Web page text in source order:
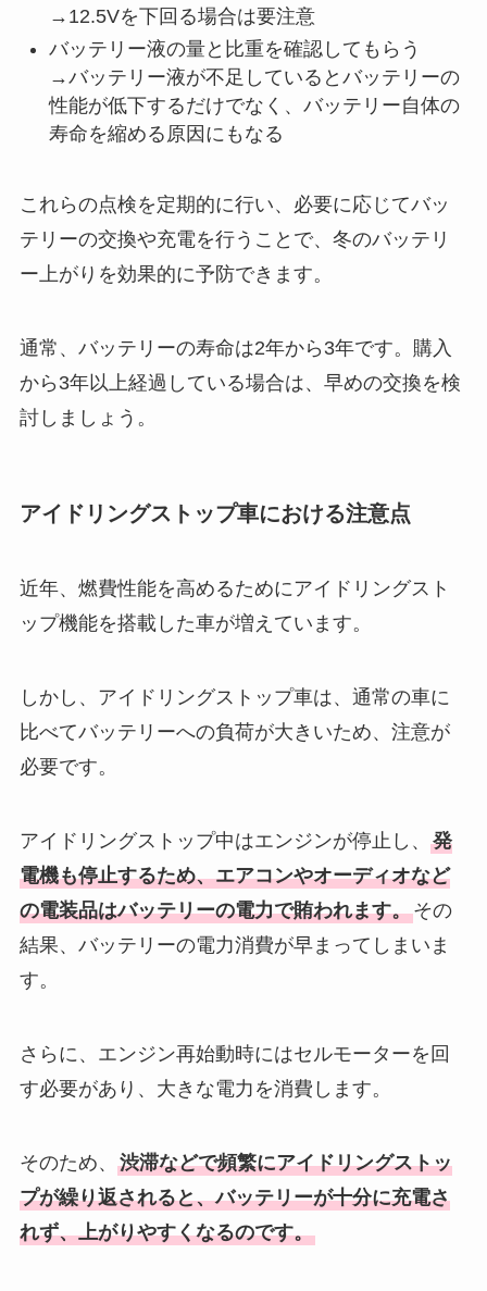
→12.5Vを下回る場合は要注意
バッテリー液の量と比重を確認してもらう
→バッテリー液が不足しているとバッテリーの
性能が低下するだけでなく、バッテリー自体の
寿命を縮める原因にもなる
これらの点検を定期的に行い、必要に応じてバッ
テリーの交換や充電を行うことで、冬のバッテリ
ー上がりを効果的に予防できます。
通常、バッテリーの寿命は2年から3年です。購入
から3年以上経過している場合は、早めの交換を検
討しましょう。
アイドリングストップ車における注意点
近年、燃費性能を高めるためにアイドリングスト
ップ機能を搭載した車が増えています。
しかし、アイドリングストップ車は、通常の車に
比べてバッテリーへの負荷が大きいため、注意が
必要です。
アイドリングストップ中はエンジンが停止し、 発
電機も停止するため、エアコンやオーディオなど
の電装品はバッテリーの電力で賄われます。その
結果、バッテリーの電力消費が早まってしまいま
す。
さらに、エンジン再始動時にはセルモーターを回
す必要があり、大きな電力を消費します。
そのため、 渋滞などで頻繁にアイドリングストッ
プが繰り返されると、バッテリーが十分に充電さ
れず、上がりやすくなるのです。